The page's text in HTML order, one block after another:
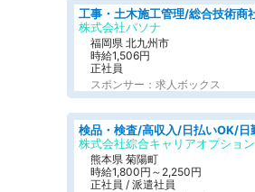
株式会社パソナ
福岡県 北九州市
時給1,506円
正社員
スポンサー：求人ボックス
株式会社綜合キャリアオプション
熊本県 菊陽町
時給1,800円～2,250円
正社員 / 派遣社員